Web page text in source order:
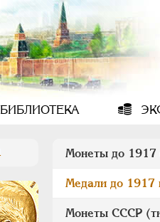
БИБЛИОТЕКА
Монеты до 1917
Медали до 1917
Монеты СССР